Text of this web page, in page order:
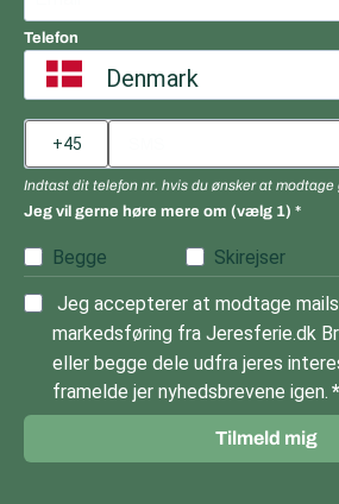
Telefon
Denmark
Indtast dit telefon nr. hvis du ønsker at
Jeg vil gerne høre mere om (vælg 1)
Begge Skirejser
Jeg accepterer at modtage
markedsføring fra Jeresferie.dk
eller begge dele udfra jeres
framelde jer nyhedsbrevene igen.
Tilmeld mig